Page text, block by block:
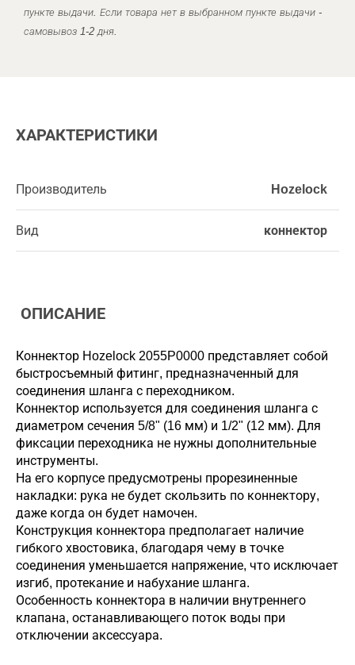
пункте выдачи. Если товара нет в выбранном пункте выдачи -
самовывоз 1-2 дня.
ХАРАКТЕРИСТИКИ
Производитель Hozelock
Вид коннектор
ОПИСАНИЕ
Коннектор Hozelock 2055P0000 представляет собой
быстросъемный фитинг, предназначенный для
соединения шланга с переходником.
Коннектор используется для соединения шланга с
диаметром сечения 5/8" (16 мм) и 1/2" (12 мм). Для
фиксации переходника не нужны дополнительные
инструменты.
На его корпусе предусмотрены прорезиненные
накладки: рука не будет скользить по коннектору,
даже когда он будет намочен.
Конструкция коннектора предполагает наличие
гибкого хвостовика, благодаря чему в точке
соединения уменьшается напряжение, что исключает
изгиб, протекание и набухание шланга.
Особенность коннектора в наличии внутреннего
клапана, останавливающего поток воды при
отключении аксессуара.